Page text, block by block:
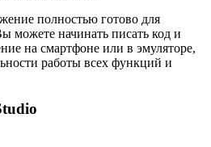
полностью готово для
можете начинать писать код и
на смартфоне или в эмуляторе,
работы всех функций и